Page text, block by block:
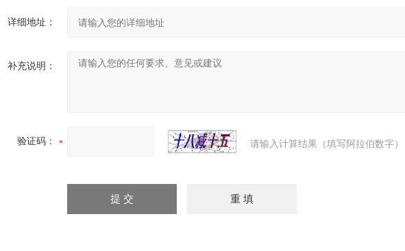
详细地址：
补充说明：
验证码： 请输入计算结果（填写阿拉伯数字